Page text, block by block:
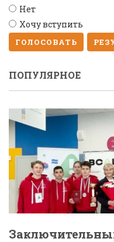
Нет
Хочу вступить
ГОЛОСОВАТЬ
ПОПУЛЯРНОЕ